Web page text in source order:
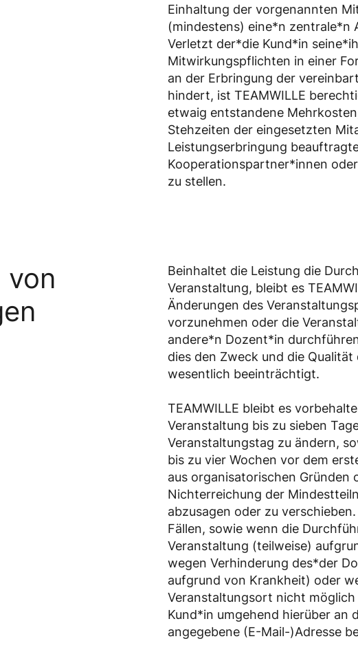
Einhaltung der vorgenannten
(mindestens) eine*n zentrale*n
Verletzt der*die Kund*in
Mitwirkungspflichten in einer
an der Erbringung der
hindert, ist TEAMWILLE
etwaig entstandene
Stehzeiten der eingesetzten
Leistungserbringung
Kooperationspartner*innen
zu stellen.
von
Beinhaltet die Leistung die
Veranstaltung, bleibt es
Änderungen des
vorzunehmen oder die
andere*n Dozent*in
dies den Zweck und die
wesentlich beeinträchtigt.
TEAMWILLE bleibt es
Veranstaltung bis zu sieben
Veranstaltungstag zu ändern,
bis zu vier Wochen vor dem
aus organisatorischen Gründen
Nichterreichung der
abzusagen oder zu
Fällen, sowie wenn die
Veranstaltung (teilweise)
wegen Verhinderung des*der
aufgrund von Krankheit) oder
Veranstaltungsort nicht
Kund*in umgehend hierüber an
angegebene (E-Mail-)Adresse